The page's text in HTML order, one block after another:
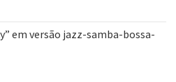
em versão jazz-samba-bossa-